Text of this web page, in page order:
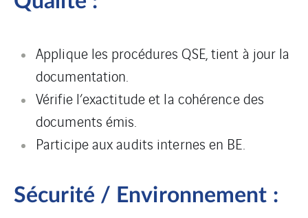
Applique les procédures QSE, tient à jour la
documentation.
Vérifie l’exactitude et la cohérence des
documents émis.
Participe aux audits internes en BE.
Sécurité / Environnement :